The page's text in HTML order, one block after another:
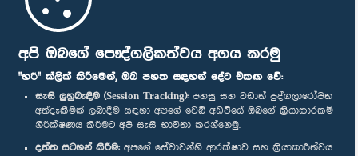
අපි ඔබගේ පෞද්ගලිකත්වය අගය කරමු
"හරි" ක්ලික් කිරීමෙන්, ඔබ පහත සඳහන් දේට එකඟ වේ:
සැසි ලුහුබැඳීම (Session Tracking): පහසු සහ වඩාත් පුද්ගලාරෝපිත
අත්දැකීමක් ලබාදීම සඳහා අපගේ වෙබ් අඩවියේ ඔබගේ ක්‍රියාකාරකම්
නිරීක්ෂණය කිරීමට අපි සැසි භාවිතා කරන්නෙමු.
දත්ත සටහන් කිරීම: අපගේ සේවාවන්හි ආරක්ෂාව සහ ක්‍රියාකාරීත්වය
පාර්ලිමේන්තු ජංගම යෙදුම
අප හා සම්බන්ධ වී සිටින්න :